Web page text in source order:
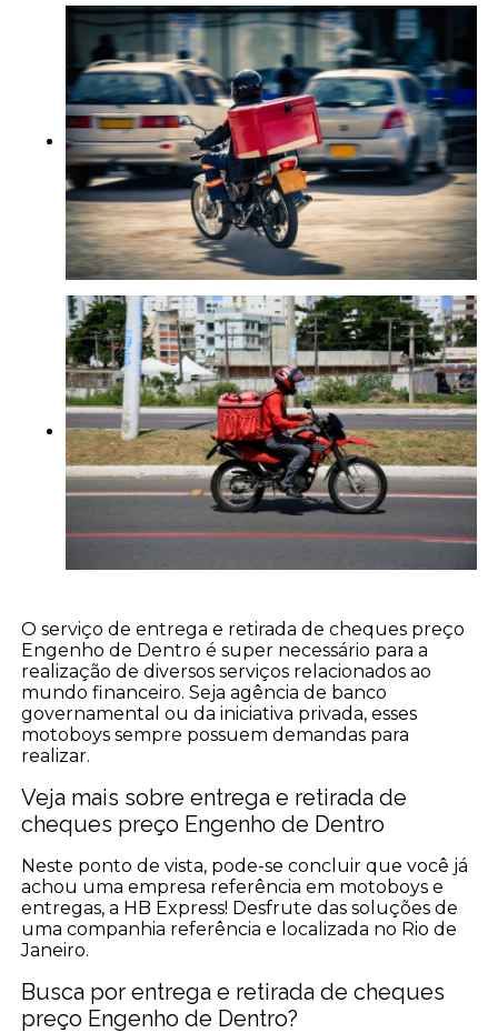
O serviço de entrega e retirada de cheques preço
Engenho de Dentro é super necessário para a
realização de diversos serviços relacionados ao
mundo financeiro. Seja agência de banco
governamental ou da iniciativa privada, esses
motoboys sempre possuem demandas para
realizar.
Veja mais sobre entrega e retirada de
cheques preço Engenho de Dentro
Neste ponto de vista, pode-se concluir que você já
achou uma empresa referência em motoboys e
entregas, a HB Express! Desfrute das soluções de
uma companhia referência e localizada no Rio de
Janeiro.
Busca por entrega e retirada de cheques
preço Engenho de Dentro?